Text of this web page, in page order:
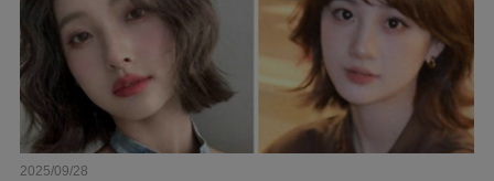
2025/09/28